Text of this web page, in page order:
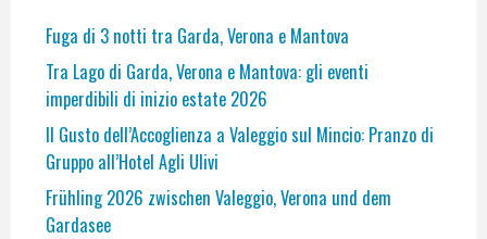
Fuga di 3 notti tra Garda, Verona e Mantova
Tra Lago di Garda, Verona e Mantova: gli eventi
imperdibili di inizio estate 2026
Il Gusto dell’Accoglienza a Valeggio sul Mincio: Pranzo di
Gruppo all’Hotel Agli Ulivi
Frühling 2026 zwischen Valeggio, Verona und dem
Gardasee